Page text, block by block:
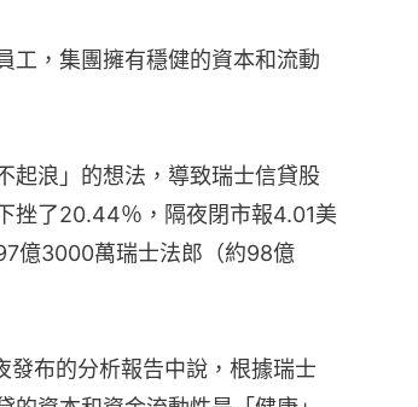
工，集團擁有穩健的資本和流動
起浪」的想法，導致瑞士信貸股
挫了20.44％，隔夜閉市報4.01美
億3000萬瑞士法郎（約98億
布的分析報告中說，根據瑞士